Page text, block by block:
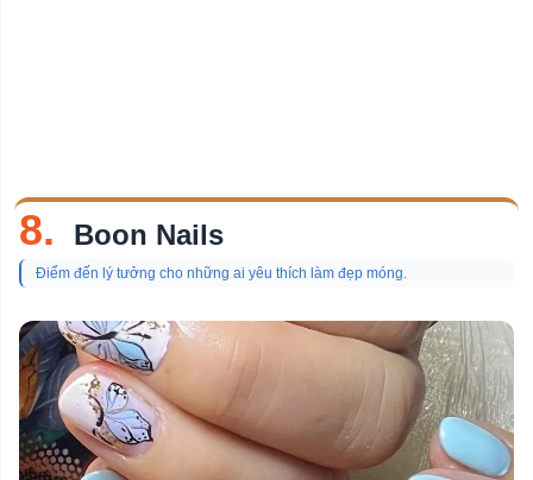
8. Boon Nails
Điểm đến lý tưởng cho những ai yêu thích làm đẹp móng.